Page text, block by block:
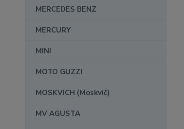
MERCEDES BENZ
MERCURY
MINI
MOTO GUZZI
MOSKVICH (Moskvič)
MV AGUSTA